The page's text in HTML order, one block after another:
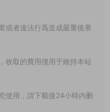
者違法行爲造成嚴重後果
取的費用僅用于維持本站
用，請下載後24小時内删